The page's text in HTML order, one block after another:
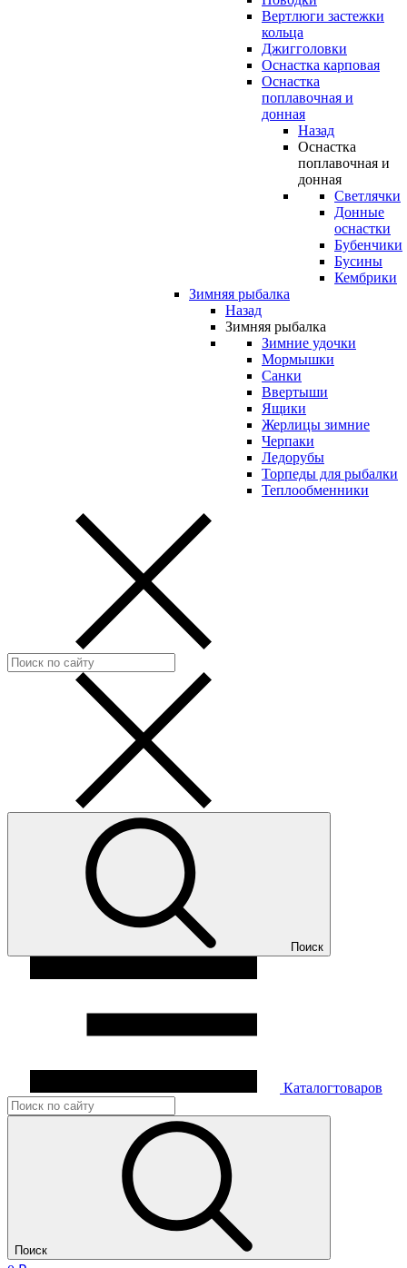
Вертлюги застежки
кольца
Джигголовки
Оснастка карповая
Оснастка
поплавочная и
донная
Назад
Оснастка
поплавочная и
донная
Светлячки
Донные
оснастки
Бубенчики
Бусины
Кембрики
Зимняя рыбалка
Назад
Зимняя рыбалка
Зимние удочки
Мормышки
Санки
Ввертыши
Ящики
Жерлицы зимние
Черпаки
Ледорубы
Торпеды для рыбалки
Теплообменники
Поиск
Каталогтоваров
Поиск